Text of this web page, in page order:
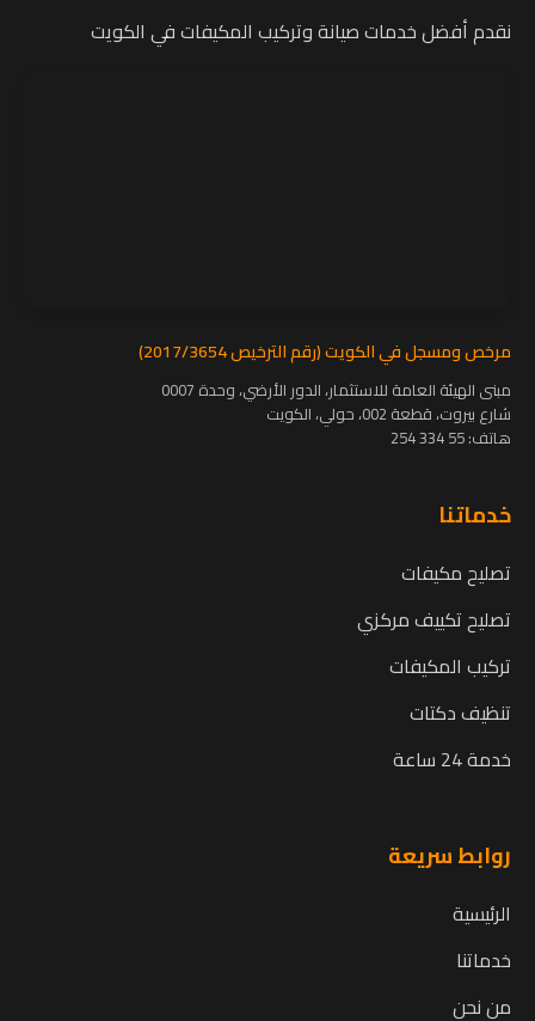
نقدم أفضل خدمات صيانة وتركيب المكيفات في الكويت
مرخص ومسجل في الكويت (رقم الترخيص 2017/3654)
مبنى الهيئة العامة للاستثمار، الدور الأرضي، وحدة 0007
شارع بيروت، قطعة 002، حولي، الكويت
هاتف:55 334 254
خدماتنا
تصليح مكيفات
تصليح تكييف مركزي
تركيب المكيفات
تنظيف دكتات
خدمة 24 ساعة
روابط سريعة
الرئيسية
خدماتنا
من نحن